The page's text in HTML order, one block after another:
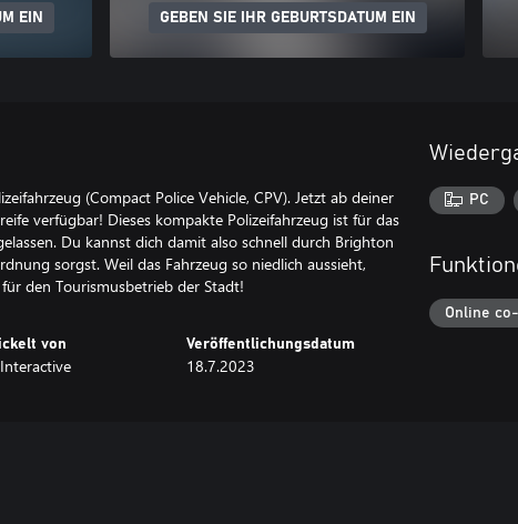
EIN GEBEN SIE IHR GEBURTSDATUM EIN
(Compact Police Vehicle, CPV). Jetzt ab deiner
verfügbar! Dieses kompakte Polizeifahrzeug ist für das
Du kannst dich damit also schnell durch Brighton
sorgst. Weil das Fahrzeug so niedlich aussieht,
den Tourismusbetrieb der Stadt!
von Veröffentlichungsdatum
18.7.2023
PC
Online